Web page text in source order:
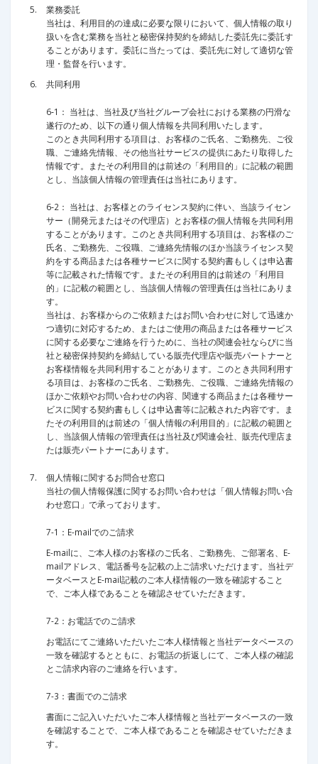
業務委託
当社は、利用目的の達成に必要な限りにおいて、個人情報の取り
扱いを含む業務を当社と秘密保持契約を締結した委託先に委託す
ることがあります。委託に当たっては、委託先に対して適切な管
理・監督を行います。
共同利用
6‐1： 当社は、当社及び当社グループ会社における業務の円滑な
遂行のため、以下の通り個人情報を共同利用いたします。
このとき共同利用する項目は、お客様のご氏名、ご勤務先、ご役
職、ご連絡先情報、その他当社サービスの提供にあたり取得した
情報です。またその利用目的は前述の「利用目的」に記載の範囲
とし、当該個人情報の管理責任は当社にあります。
6‐2： 当社は、お客様とのライセンス契約に伴い、当該ライセン
サー（開発元またはその代理店）とお客様の個人情報を共同利用
することがあります。このとき共同利用する項目は、お客様のご
氏名、ご勤務先、ご役職、ご連絡先情報のほか当該ライセンス契
約をする商品または各種サービスに関する契約書もしくは申込書
等に記載された情報です。またその利用目的は前述の「利用目
的」に記載の範囲とし、当該個人情報の管理責任は当社にありま
す。
当社は、お客様からのご依頼またはお問い合わせに対して迅速か
つ適切に対応するため、またはご使用の商品または各種サービス
に関する必要なご連絡を行うために、当社の関連会社ならびに当
社と秘密保持契約を締結している販売代理店や販売パートナーと
お客様情報を共同利用することがあります。このとき共同利用す
る項目は、お客様のご氏名、ご勤務先、ご役職、ご連絡先情報の
ほかご依頼やお問い合わせの内容、関連する商品または各種サー
ビスに関する契約書もしくは申込書等に記載された内容です。ま
たその利用目的は前述の「個人情報の利用目的」に記載の範囲と
し、当該個人情報の管理責任は当社及び関連会社、販売代理店ま
たは販売パートナーにあります。
個人情報に関するお問合せ窓口
当社の個人情報保護に関するお問い合わせは「個人情報お問い合
わせ窓口」で承っております。
7-1：E-mailでのご請求
E-mailに、ご本人様のお客様のご氏名、ご勤務先、ご部署名、E-
mailアドレス、電話番号を記載の上ご請求いただけます。当社デ
ータベースとE-mail記載のご本人様情報の一致を確認すること
で、ご本人様であることを確認させていただきます。
7-2：お電話でのご請求
お電話にてご連絡いただいたご本人様情報と当社データベースの
一致を確認するとともに、お電話の折返しにて、ご本人様の確認
とご請求内容のご連絡を行います。
7-3：書面でのご請求
書面にご記入いただいたご本人様情報と当社データベースの一致
を確認することで、ご本人様であることを確認させていただきま
す。